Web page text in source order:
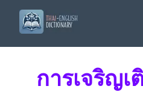
การเจริญเ